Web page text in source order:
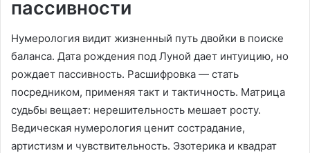
пассивности
Нумерология видит жизненный путь двойки в поиске
баланса. Дата рождения под Луной дает интуицию, но
рождает пассивность. Расшифровка — стать
посредником, применяя такт и тактичность. Матрица
судьбы вещает: нерешительность мешает росту.
Ведическая нумерология ценит сострадание,
артистизм и чувствительность. Эзотерика и квадрат